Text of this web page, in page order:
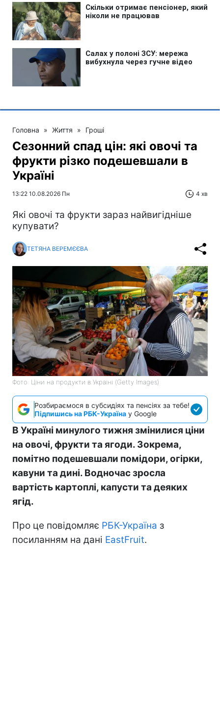
Головна » Життя » Гроші
Сезонний спад цін: які овочі та
фрукти різко подешевшали в
Україні
13:22 10.08.2026 Пн 4 хв
Які овочі та фрукти зараз найвигідніше
купувати?
ТЕТЯНА ВЕРЕМЄЄВА
Фото: Ціни на продукти в Україні (Getty Images)
Розбираємося в субсидіях та пенсіях за тебе!
Підпишись на РБК-Україна у Google
В Україні минулого тижня змінилися ціни
на овочі, фрукти та ягоди. Зокрема,
помітно подешевшали помідори, огірки,
кавуни та дині. Водночас зросла
вартість картоплі, капусти та деяких
ягід.
Про це повідомляє РБК-Україна з
посиланням на дані EastFruit.